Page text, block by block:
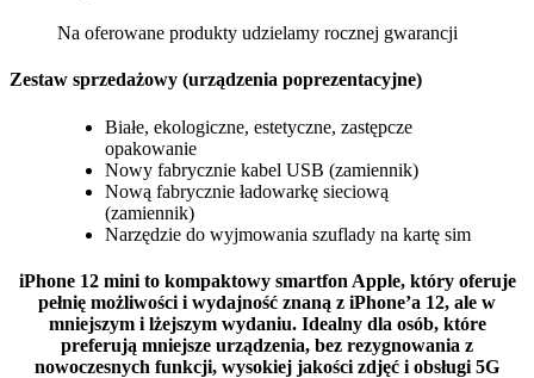
Na oferowane produkty udzielamy rocznej gwarancji
Zestaw sprzedażowy (urządzenia poprezentacyjne)
Białe, ekologiczne, estetyczne, zastępcze
opakowanie
Nowy fabrycznie kabel USB (zamiennik)
Nową fabrycznie ładowarkę sieciową
(zamiennik)
Narzędzie do wyjmowania szuflady na kartę sim
iPhone 12 mini to kompaktowy smartfon Apple, który oferuje
pełnię możliwości i wydajność znaną z iPhone’a 12, ale w
mniejszym i lżejszym wydaniu. Idealny dla osób, które
preferują mniejsze urządzenia, bez rezygnowania z
nowoczesnych funkcji, wysokiej jakości zdjęć i obsługi 5G